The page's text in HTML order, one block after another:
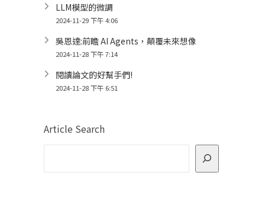
LLM模型的微調
2024-11-29 下午 4:06
吳恩達:前瞻 AI Agents，顛覆未來想像
2024-11-28 下午 7:14
閱讀論文的好幫手們!
2024-11-28 下午 6:51
Article Search